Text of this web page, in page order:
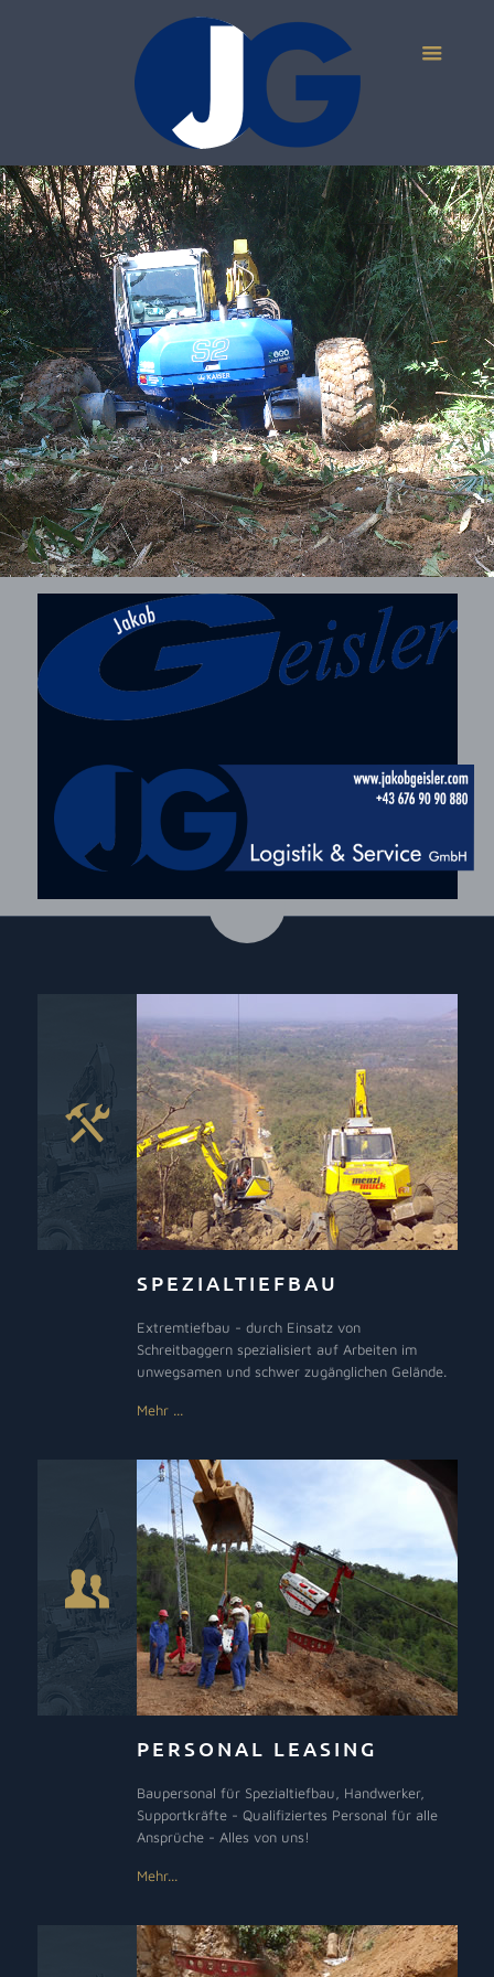
SPEZIALTIEFBAU
Extremtiefbau - durch Einsatz von
Schreitbaggern spezialisiert auf Arbeiten im
unwegsamen und schwer zugänglichen Gelände.
Mehr ...
PERSONAL LEASING
Baupersonal für Spezialtiefbau, Handwerker,
Supportkräfte - Qualifiziertes Personal für alle
Ansprüche - Alles von uns!
Mehr...